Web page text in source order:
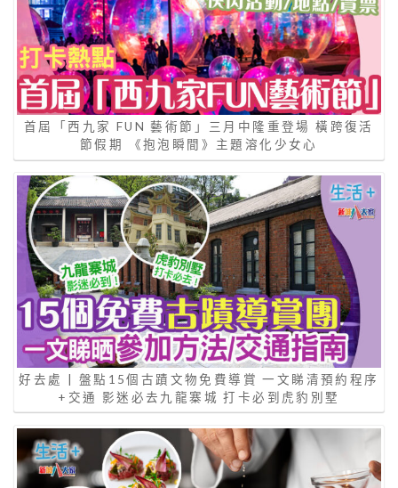
首屆「西九家 FUN 藝術節」三月中隆重登場 橫跨復活
節假期 《抱泡瞬間》主題溶化少女心
好去處 | 盤點15個古蹟文物免費導賞 一文睇清預約程序
+交通 影迷必去九龍寨城 打卡必到虎豹別墅